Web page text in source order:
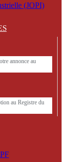
(JOPI)
annonce au
au Registre du